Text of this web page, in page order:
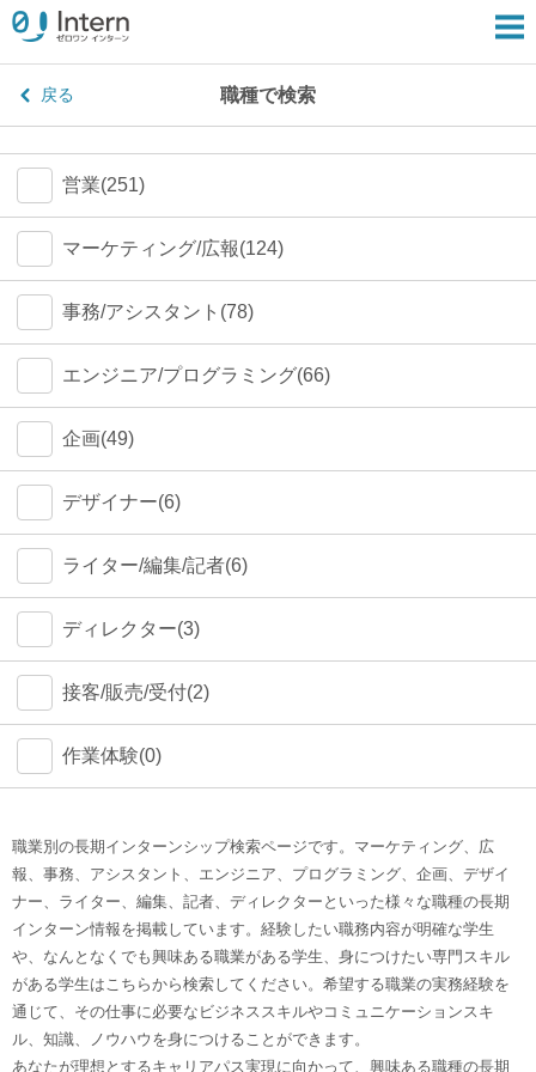
戻る 職種で検索
営業(251)
マーケティング/広報(124)
事務/アシスタント(78)
エンジニア/プログラミング(66)
企画(49)
デザイナー(6)
ライター/編集/記者(6)
ディレクター(3)
接客/販売/受付(2)
作業体験(0)
職業別の長期インターンシップ検索ページです。マーケティング、広
報、事務、アシスタント、エンジニア、プログラミング、企画、デザイ
ナー、ライター、編集、記者、ディレクターといった様々な職種の長期
インターン情報を掲載しています。経験したい職務内容が明確な学生
や、なんとなくでも興味ある職業がある学生、身につけたい専門スキル
がある学生はこちらから検索してください。希望する職業の実務経験を
通じて、その仕事に必要なビジネススキルやコミュニケーションスキ
ル、知識、ノウハウを身につけることができます。
あなたが理想とするキャリアパス実現に向かって、興味ある職種の長期